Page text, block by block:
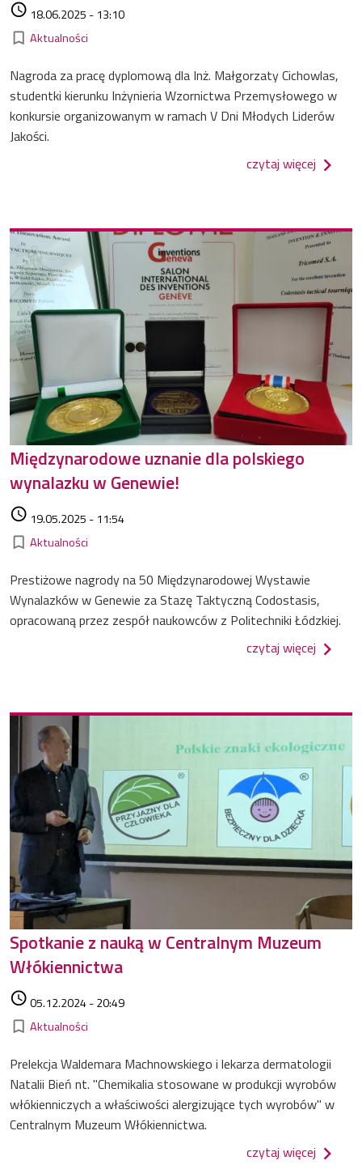
access_time 18.06.2025 - 13:10
bookmark_border Kategorie
Aktualności
Nagroda za pracę dyplomową dla Inż. Małgorzaty Cichowlas,
studentki kierunku Inżynieria Wzornictwa Przemysłowego w
konkursie organizowanym w ramach V Dni Młodych Liderów
Jakości.
czytaj więcej o
Międzynarodowe uznanie dla polskiego
wynalazku w Genewie!
access_time 19.05.2025 - 11:54
bookmark_border Kategorie
Aktualności
Prestiżowe nagrody na 50 Międzynarodowej Wystawie
Wynalazków w Genewie za Stazę Taktyczną Codostasis,
opracowaną przez zespół naukowców z Politechniki Łódzkiej.
czytaj więcej o
Spotkanie z nauką w Centralnym Muzeum
Włókiennictwa
access_time05.12.2024 - 20:49
bookmark_border Kategorie
Aktualności
Prelekcja Waldemara Machnowskiego i lekarza dermatologii
Natalii Bień nt. "Chemikalia stosowane w produkcji wyrobów
włókienniczych a właściwości alergizujące tych wyrobów" w
Centralnym Muzeum Włókiennictwa.
czytaj więcej o